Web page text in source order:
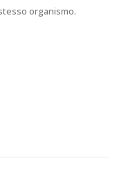
organismo.